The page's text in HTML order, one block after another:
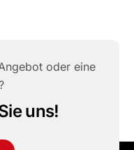
oder eine
uns!